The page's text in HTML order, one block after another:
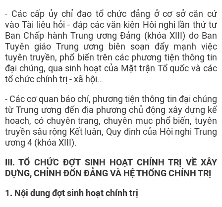
- Các cấp ủy chỉ đạo tổ chức đảng ở cơ sở căn cứ
vào Tài liệu hỏi - đáp các văn kiện Hội nghị lần thứ tư
Ban Chấp hành Trung ương Đảng (khóa XIII) do Ban
Tuyên giáo Trung ương biên soạn đẩy mạnh việc
tuyên truyền, phổ biến trên các phương tiện thông tin
đại chúng, qua sinh hoạt của Mặt trận Tổ quốc và các
tổ chức chính trị - xã hội…
- Các cơ quan báo chí, phương tiện thông tin đại chúng
từ Trung ương đến địa phương chủ động xây dựng kế
hoạch, có chuyên trang, chuyên mục phổ biến, tuyên
truyền sâu rộng Kết luận, Quy định của Hội nghị Trung
ương 4 (khóa XIII).
III. TỔ CHỨC ĐỢT SINH HOẠT CHÍNH TRỊ VỀ XÂY
DỰNG, CHỈNH ĐỐN ĐẢNG VÀ HỆ THỐNG CHÍNH TRỊ
1. Nội dung đợt sinh hoạt chính trị